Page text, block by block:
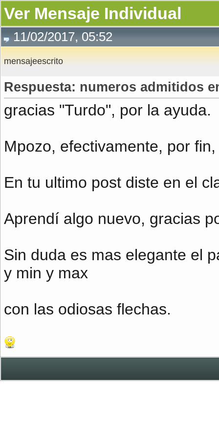
Ver Mensaje Individual
11/02/2017, 05:52
mensajeescrito
Respuesta: numeros admitidos
gracias "Turdo", por la ayuda.
Mpozo, efectivamente, por
En tu ultimo post diste en el
Aprendí algo nuevo, gracias
Sin duda es mas elegante el
y min y max
con las odiosas flechas.